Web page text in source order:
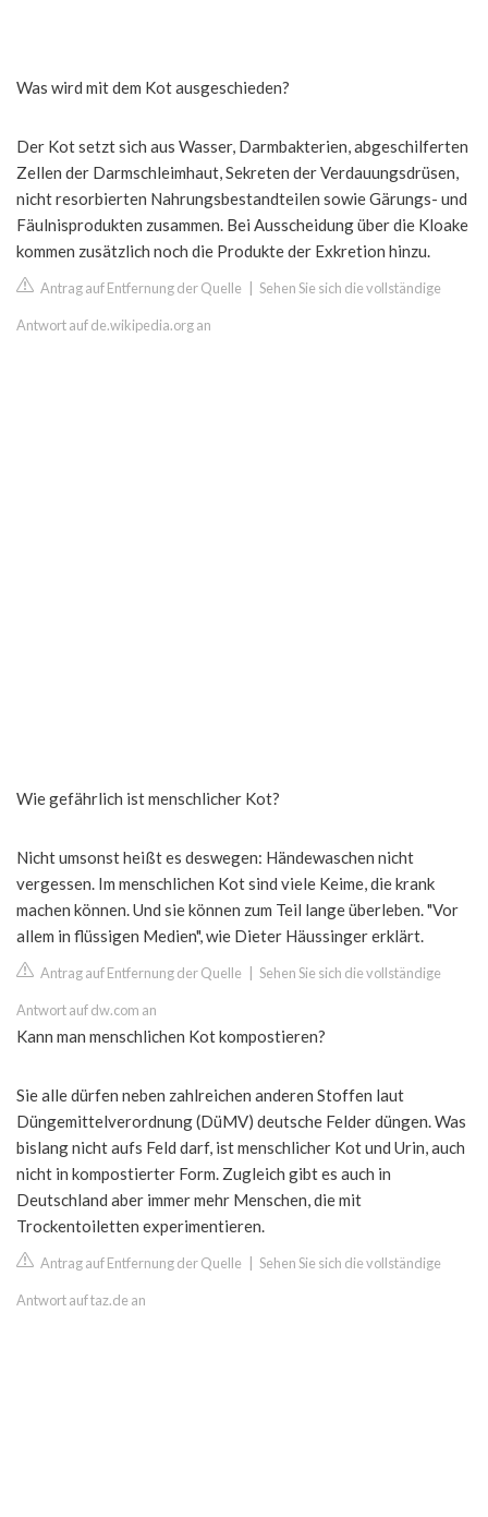
Was wird mit dem Kot ausgeschieden?
Der Kot setzt sich aus Wasser, Darmbakterien, abgeschilferten
Zellen der Darmschleimhaut, Sekreten der Verdauungsdrüsen,
nicht resorbierten Nahrungsbestandteilen sowie Gärungs- und
Fäulnisprodukten zusammen. Bei Ausscheidung über die Kloake
kommen zusätzlich noch die Produkte der Exkretion hinzu.
Antrag auf Entfernung der Quelle Sehen Sie sich die vollständige
Antwort auf de.wikipedia.org an
Wie gefährlich ist menschlicher Kot?
Nicht umsonst heißt es deswegen: Händewaschen nicht
vergessen. Im menschlichen Kot sind viele Keime, die krank
machen können. Und sie können zum Teil lange überleben. "Vor
allem in flüssigen Medien", wie Dieter Häussinger erklärt.
Antrag auf Entfernung der Quelle Sehen Sie sich die vollständige
Antwort auf dw.com an
Kann man menschlichen Kot kompostieren?
Sie alle dürfen neben zahlreichen anderen Stoffen laut
Düngemittelverordnung (DüMV) deutsche Felder düngen. Was
bislang nicht aufs Feld darf, ist menschlicher Kot und Urin, auch
nicht in kompostierter Form. Zugleich gibt es auch in
Deutschland aber immer mehr Menschen, die mit
Trockentoiletten experimentieren.
Antrag auf Entfernung der Quelle Sehen Sie sich die vollständige
Antwort auf taz.de an